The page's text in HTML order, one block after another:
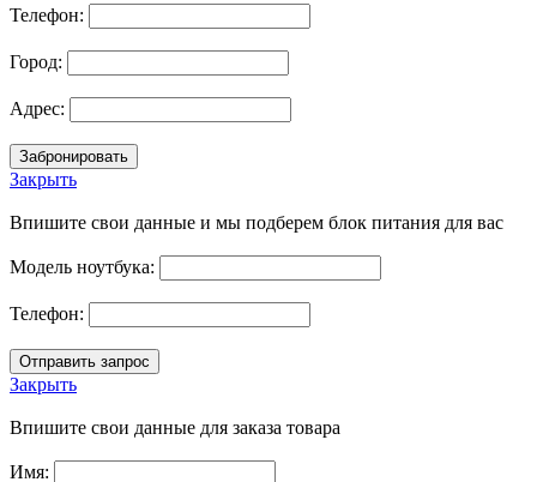
Телефон:
Город:
Адрес:
Закрыть
Впишите свои данные и мы подберем блок питания для вас
Модель ноутбука:
Телефон:
Закрыть
Впишите свои данные для заказа товара
Имя: